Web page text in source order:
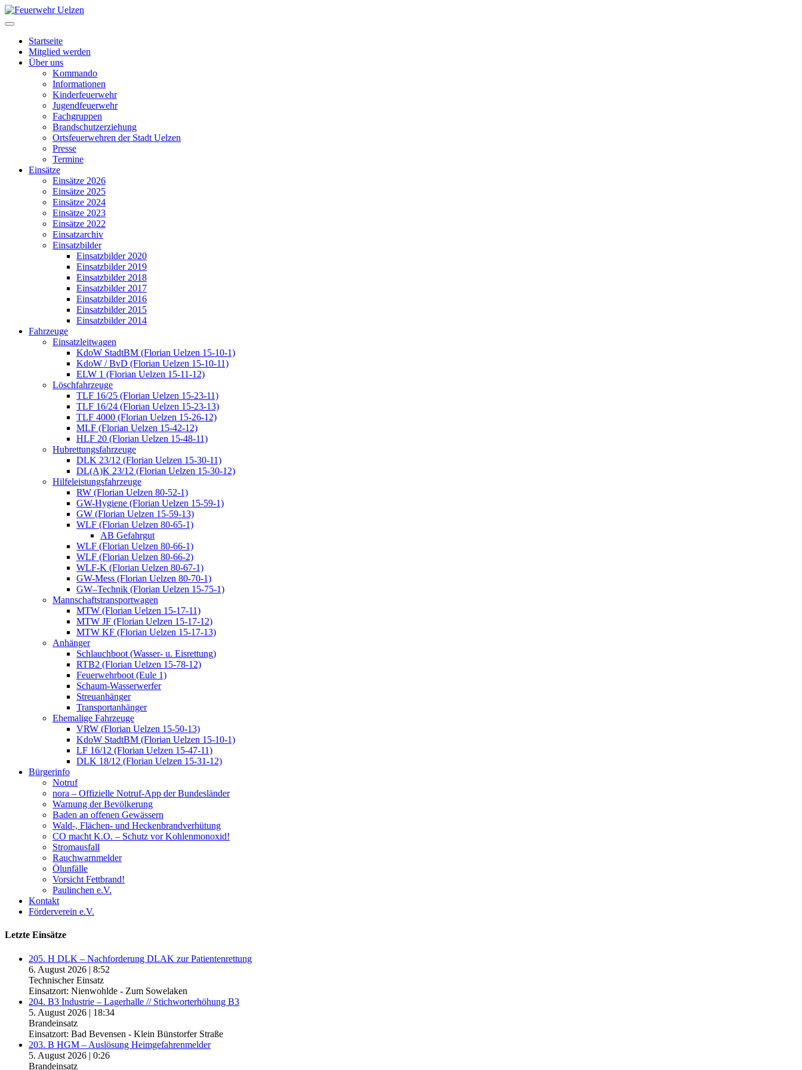
Startseite
Mitglied werden
Über uns
Kommando
Informationen
Kinderfeuerwehr
Jugendfeuerwehr
Fachgruppen
Brandschutzerziehung
Ortsfeuerwehren der Stadt Uelzen
Presse
Termine
Einsätze
Einsätze 2026
Einsätze 2025
Einsätze 2024
Einsätze 2023
Einsätze 2022
Einsatzarchiv
Einsatzbilder
Einsatzbilder 2020
Einsatzbilder 2019
Einsatzbilder 2018
Einsatzbilder 2017
Einsatzbilder 2016
Einsatzbilder 2015
Einsatzbilder 2014
Fahrzeuge
Einsatzleitwagen
KdoW StadtBM (Florian Uelzen 15-10-1)
KdoW / BvD (Florian Uelzen 15-10-11)
ELW 1 (Florian Uelzen 15-11-12)
Löschfahrzeuge
TLF 16/25 (Florian Uelzen 15-23-11)
TLF 16/24 (Florian Uelzen 15-23-13)
TLF 4000 (Florian Uelzen 15-26-12)
MLF (Florian Uelzen 15-42-12)
HLF 20 (Florian Uelzen 15-48-11)
Hubrettungsfahrzeuge
DLK 23/12 (Florian Uelzen 15-30-11)
DL(A)K 23/12 (Florian Uelzen 15-30-12)
Hilfeleistungsfahrzeuge
RW (Florian Uelzen 80-52-1)
GW-Hygiene (Florian Uelzen 15-59-1)
GW (Florian Uelzen 15-59-13)
WLF (Florian Uelzen 80-65-1)
AB Gefahrgut
WLF (Florian Uelzen 80-66-1)
WLF (Florian Uelzen 80-66-2)
WLF-K (Florian Uelzen 80-67-1)
GW-Mess (Florian Uelzen 80-70-1)
GW–Technik (Florian Uelzen 15-75-1)
Mannschaftstransportwagen
MTW (Florian Uelzen 15-17-11)
MTW JF (Florian Uelzen 15-17-12)
MTW KF (Florian Uelzen 15-17-13)
Anhänger
Schlauchboot (Wasser- u. Eisrettung)
RTB2 (Florian Uelzen 15-78-12)
Feuerwehrboot (Eule 1)
Schaum-Wasserwerfer
Streuanhänger
Transportanhänger
Ehemalige Fahrzeuge
VRW (Florian Uelzen 15-50-13)
KdoW StadtBM (Florian Uelzen 15-10-1)
LF 16/12 (Florian Uelzen 15-47-11)
DLK 18/12 (Florian Uelzen 15-31-12)
Bürgerinfo
Notruf
nora – Offizielle Notruf-App der Bundesländer
Warnung der Bevölkerung
Baden an offenen Gewässern
Wald-, Flächen- und Heckenbrandverhütung
CO macht K.O. – Schutz vor Kohlenmonoxid!
Stromausfall
Rauchwarnmelder
Ölunfälle
Vorsicht Fettbrand!
Paulinchen e.V.
Kontakt
Förderverein e.V.
Letzte Einsätze
205. H DLK – Nachforderung DLAK zur Patientenrettung
6. August 2026 | 8:52
Technischer Einsatz
Einsatzort: Nienwohlde - Zum Sowelaken
204. B3 Industrie – Lagerhalle // Stichworterhöhung B3
5. August 2026 | 18:34
Brandeinsatz
Einsatzort: Bad Bevensen - Klein Bünstorfer Straße
203. B HGM – Auslösung Heimgefahrenmelder
5. August 2026 | 0:26
Brandeinsatz